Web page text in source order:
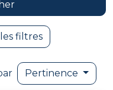
filtres
Pertinence